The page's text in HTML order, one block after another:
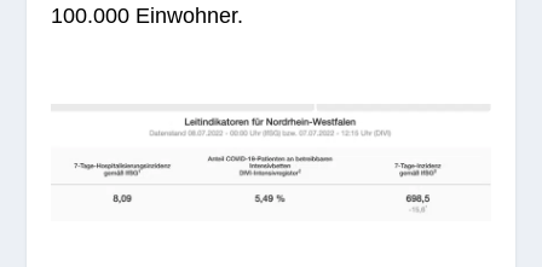
100.000 Einwohner.